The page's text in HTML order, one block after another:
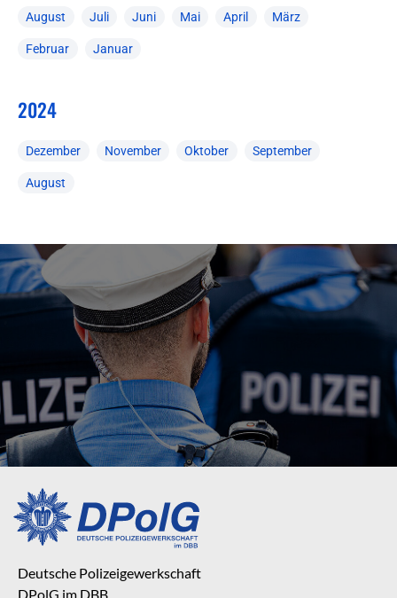
August Juli Juni Mai April März
Februar Januar
2024
Dezember November Oktober September
August
Deutsche Polizeigewerkschaft
DPolG im DBB